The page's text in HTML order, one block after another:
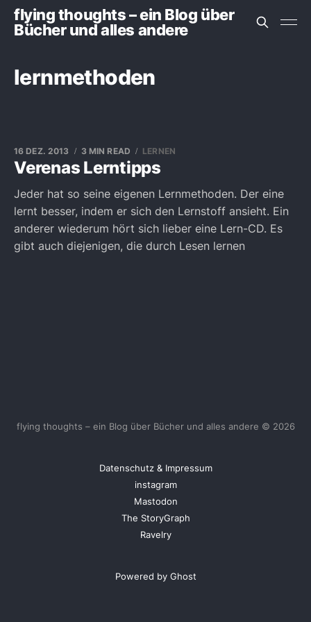
flying thoughts – ein Blog über
Bücher und alles andere
lernmethoden
Verenas Lerntipps
16 DEZ. 2013 3 MIN READ LERNEN
Jeder hat so seine eigenen Lernmethoden. Der eine
lernt besser, indem er sich den Lernstoff ansieht. Ein
anderer wiederum hört sich lieber eine Lern-CD. Es
gibt auch diejenigen, die durch Lesen lernen
flying thoughts – ein Blog über Bücher und alles andere © 2026
Datenschutz & Impressum
instagram
Mastodon
The StoryGraph
Ravelry
Powered by Ghost